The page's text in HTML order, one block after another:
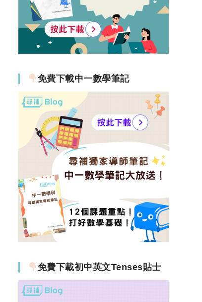
免費下載中一數學筆記
免費下載初中英文Tenses貼士